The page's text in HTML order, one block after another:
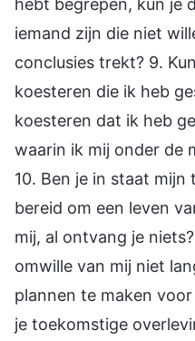
iemand zijn die niet
conclusies trekt? 9.
koesteren die ik heb
koesteren dat ik heb
waarin ik mij onder de
10. Ben je in staat
bereid om een leven
mij, al ontvang je
omwille van mij niet
plannen te maken
je toekomstige